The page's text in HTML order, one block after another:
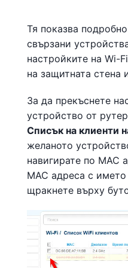
Тя показва
свързани
настройките на Wi-
на защитната стена
За да прекъснете
устройство от
Списък на клиенти
желаното
навигирате по MAC
МАС адреса с името
щракнете върху